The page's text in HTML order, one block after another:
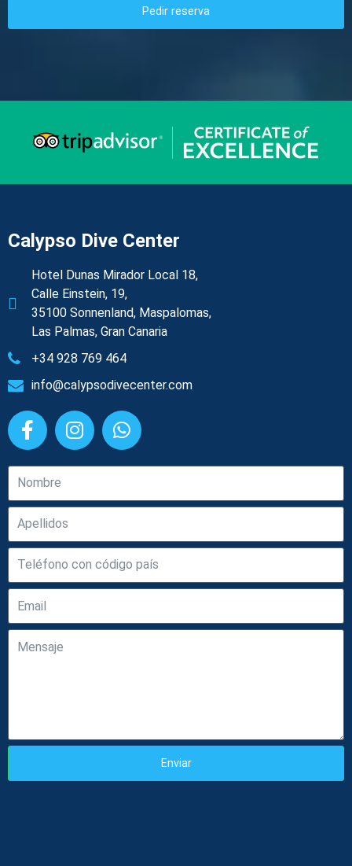
Pedir reserva
Calypso Dive Center
Hotel Dunas Mirador Local 18,
Calle Einstein, 19,
35100 Sonnenland, Maspalomas,
Las Palmas, Gran Canaria
+34 928 769 464
info@calypsodivecenter.com
Enviar